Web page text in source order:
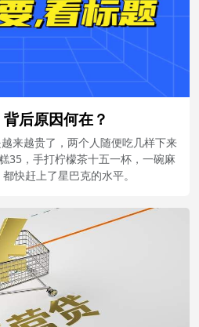
后原因何在？
来越贵了，两个人随便吃几样下来
35，手打柠檬茶十五一杯，一碗麻
快赶上了星巴克的水平。